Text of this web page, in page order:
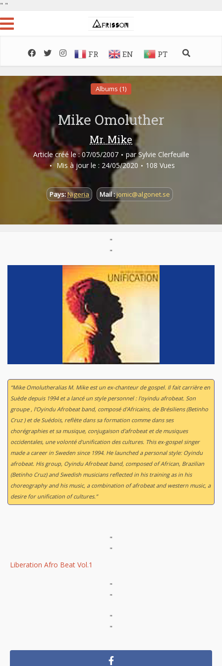
" "
FR EN PT
Albums (1)
Mike Omoluther
Mr. Mike
Article créé le : 07/05/2007 par Sylvie Clerfeuille
Mis à jour le : 24/05/2020
108 Vues
Pays:Nigeria Mail :jomic@algonet.se
"
"
“Mike Omolutheralias M. Mike est un ex-chanteur de gospel. Il fait carrière en
Suède depuis 1994 et a lancé un style personnel : l'oyindu afrobeat. Son
groupe , l'Oyindu Afrobeat band, composé d'Africains, de Brésiliens (Betinho
Cruz ) et de Suédois, reflète dans sa formation comme dans ses
chorégraphies et sa musique, conjugaison d'afrobeat et de musiques
occidentales, une volonté d'unification des cultures. This ex-gospel singer
made a career in Sweden since 1994. He launched a personal style: Oyindu
afrobeat. His group, Oyindu Afrobeat band, composed of African, Brazilian
(Betinho Cruz) and Swedish musicians reflected in his training as in his
choreography and his music, a combination of afrobeat and western music, a
desire for unification of cultures.”
"
"
Liberation Afro Beat Vol.1
"
"
"
"